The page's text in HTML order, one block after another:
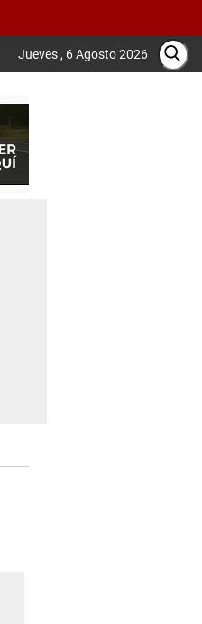
Jueves , 6 Agosto 2026